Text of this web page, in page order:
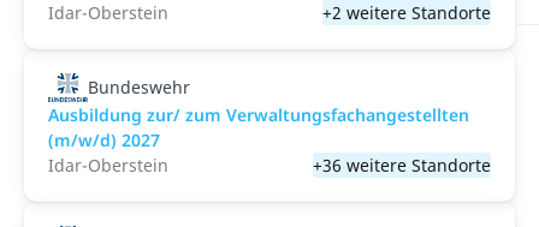
Idar-Oberstein
+2 weitere Standorte
Bundeswehr
Ausbildung zur/ zum Verwaltungsfachangestellten
(m/w/d) 2027
Idar-Oberstein
+36 weitere Standorte